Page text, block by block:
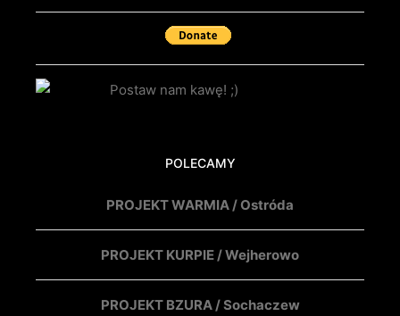
POLECAMY
PROJEKT WARMIA / Ostróda
PROJEKT KURPIE / Wejherowo
PROJEKT BZURA / Sochaczew